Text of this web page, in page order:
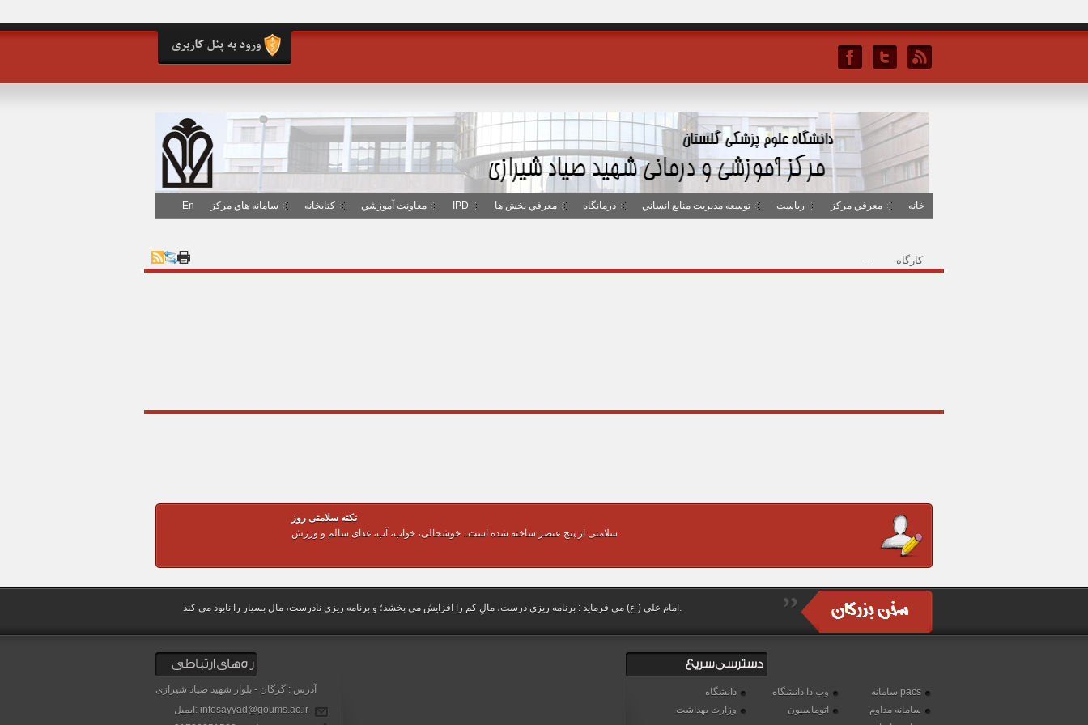
خانه معرفي مرکز رياست توسعه مديريت منابع انساني درمانگاه معرفي بخش ها IPD معاونت آموزشي کتابخانه سامانه هاي مرکز En
کارگاه --
نکته سلامتی روز
سلامتی از پنج عنصر ساخته شده است.. خوشحالی، خواب، آب، غذای سالم و ورزش
امام علی ( ع) می فرماید : برنامه‏ ريزى درست، مالِ كم را افزايش مى ‏بخشد؛ و برنامه ‏ريزى نادرست، مال بسيار را نابود مى‏ كند.
سامانه pacs وب دا دانشگاه
دانشگاه
سامانه مداوم
اتوماسیون
وزارت بهداشت
آدرس : گرگان - بلوار شهید صیاد شیرازی
ایمیل: infosayyad@goums.ac.ir